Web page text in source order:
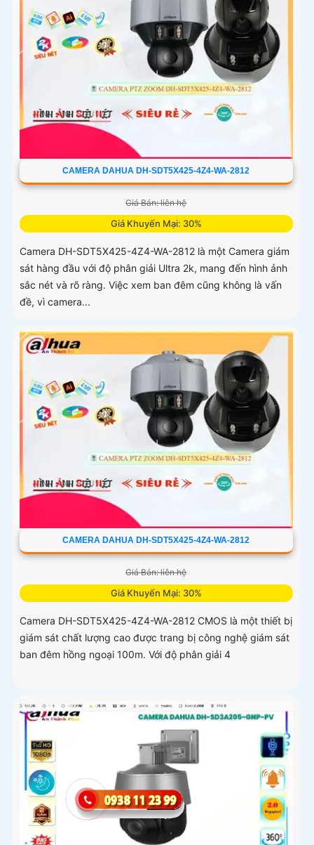
CAMERA DAHUA DH-SDT5X425-4Z4-WA-2812
Giá Bán: liên hệ
Giá Khuyến Mại: 30%
Camera DH-SDT5X425-4Z4-WA-2812 là một Camera giám
sát hàng đầu với độ phân giải Ultra 2k, mang đến hình ảnh
sắc nét và rõ ràng. Việc xem ban đêm cũng không là vấn
đề, vì camera...
CAMERA DAHUA DH-SDT5X425-4Z4-WA-2812
Giá Bán: liên hệ
Giá Khuyến Mại: 30%
Camera DH-SDT5X425-4Z4-WA-2812 CMOS là một thiết bị
giám sát chất lượng cao được trang bị công nghệ giám sát
ban đêm hồng ngoại 100m. Với độ phân giải 4